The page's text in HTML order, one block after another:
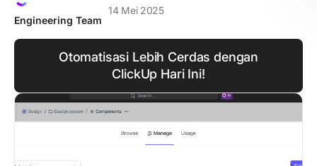
Engineering Team
14 Mei 2025
Otomatisasi Lebih Cerdas dengan
ClickUp Hari Ini!